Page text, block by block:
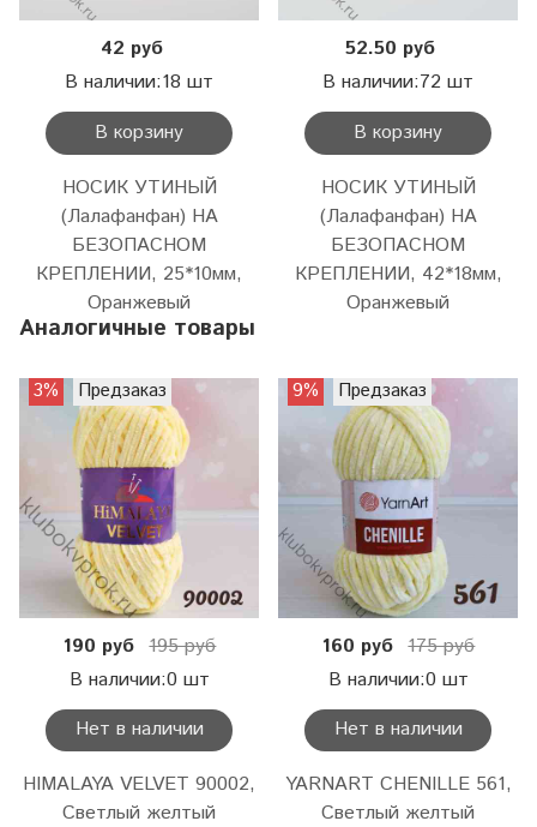
42 руб
В наличии:18 шт
В корзину
НОСИК УТИНЫЙ
(Лалафанфан) НА
БЕЗОПАСНОМ
КРЕПЛЕНИИ, 25*10мм,
Оранжевый
52.50 руб
В наличии:72 шт
В корзину
НОСИК УТИНЫЙ
(Лалафанфан) НА
БЕЗОПАСНОМ
КРЕПЛЕНИИ, 42*18мм,
Оранжевый
Аналогичные товары
3% Предзаказ
190 руб 195 руб
В наличии:0 шт
Нет в наличии
HIMALAYA VELVET 90002,
Светлый желтый
9% Предзаказ
160 руб 175 руб
В наличии:0 шт
Нет в наличии
YARNART CHENILLE 561,
Светлый желтый